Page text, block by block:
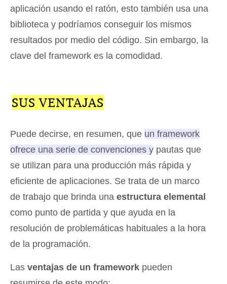
aplicación usando el ratón, esto también usa una
biblioteca y podríamos conseguir los mismos
resultados por medio del código. Sin embargo, la
clave del framework es la comodidad.
SUS VENTAJAS
Puede decirse, en resumen, que un framework
ofrece una serie de convenciones y pautas que
se utilizan para una producción más rápida y
eficiente de aplicaciones. Se trata de un marco
de trabajo que brinda una estructura elemental
como punto de partida y que ayuda en la
resolución de problemáticas habituales a la hora
de la programación.
Las ventajas de un framework pueden